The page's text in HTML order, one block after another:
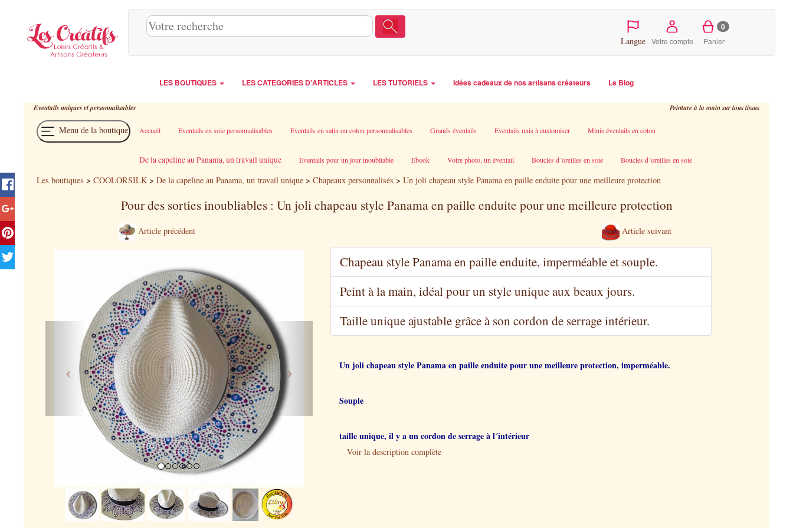
Langue Votre compte
0
Panier
LES BOUTIQUES LES CATEGORIES D'ARTICLES LES TUTORIELS Idées cadeaux de nos artisans créateurs Le Blog
Eventails uniques et personnalisables Peinture à la main sur tous tissus
Menu de la boutique Accueil Eventails en soie personnalisables Eventails en satin ou coton personnalisables Grands éventails Eventails unis à customiser Minis éventails en coton
De la capeline au Panama, un travail unique Eventails pour un jour inoubliable Ebook Votre photo, un éventail Boucles d´oreilles en soie Boucles d´oreilles en soie
Les boutiques > COOLORSILK > De la capeline au Panama, un travail unique > Chapeaux personnalisés > Un joli chapeau style Panama en paille enduite pour une meilleure protection
Pour des sorties inoubliables : Un joli chapeau style Panama en paille enduite pour une meilleure protection
Article précédent Article suivant
Previous
Chapeau style Panama en paille enduite, imperméable et souple.
Peint à la main, idéal pour un style unique aux beaux jours.
Taille unique ajustable grâce à son cordon de serrage intérieur.
Un joli chapeau style Panama en paille enduite pour une meilleure protection, imperméable.
Souple
taille unique, il y a un cordon de serrage à l´intérieur
Voir la description complète